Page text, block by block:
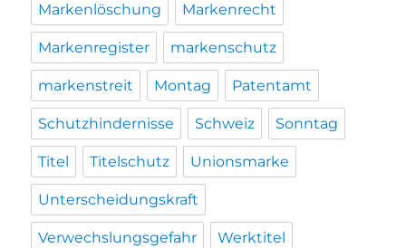
Markenlöschung Markenrecht
Markenregister markenschutz
markenstreit Montag Patentamt
Schutzhindernisse Schweiz Sonntag
Titel Titelschutz Unionsmarke
Unterscheidungskraft
Verwechslungsgefahr Werktitel